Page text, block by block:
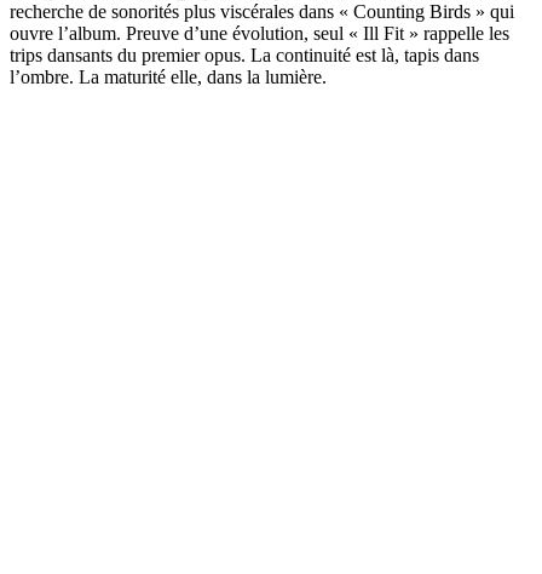
recherche de sonorités plus viscérales dans « Counting Birds » qui
ouvre l’album. Preuve d’une évolution, seul « Ill Fit » rappelle les
trips dansants du premier opus. La continuité est là, tapis dans
l’ombre. La maturité elle, dans la lumière.